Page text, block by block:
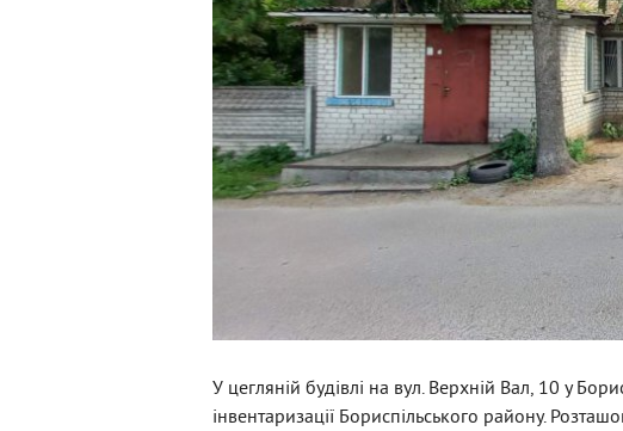
У цегляній будівлі на вул. Верхній Вал, 10 у
інвентаризації Бориспільського району.